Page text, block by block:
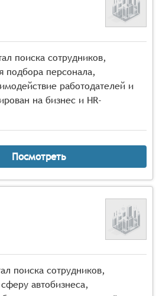
поиска сотрудников,
подбора персонала,
работодателей и
на бизнес и HR-
Посмотреть
поиска сотрудников,
автобизнеса,